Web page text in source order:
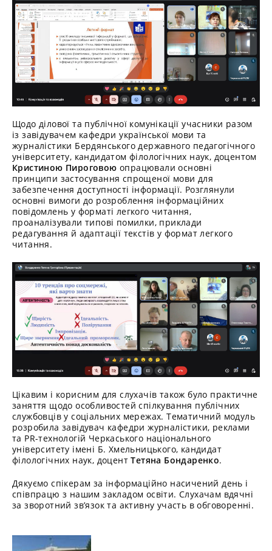
Щодо ділової та публічної комунікації учасники разом
із завідувачем кафедри української мови та
журналістики Бердянського державного педагогічного
університету, кандидатом філологічних наук, доцентом
Кристиною Пироговою опрацювали основні
принципи застосування спрощеної мови для
забезпечення доступності інформації. Розглянули
основні вимоги до розроблення інформаційних
повідомлень у форматі легкого читання,
проаналізували типові помилки, приклади
редагування й адаптації текстів у формат легкого
читання.
Цікавим і корисним для слухачів також було практичне
заняття щодо особливостей спілкування публічних
службовців у соціальних мережах. Тематичний модуль
розробила завідувач кафедри журналістики, реклами
та PR-технологій Черкаського національного
університету імені Б. Хмельницького, кандидат
філологічних наук, доцентТетяна Бондаренко.
Дякуємо спікерам за інформаційно насичений день і
співпрацю з нашим закладом освіти. Слухачам вдячні
за зворотний зв’язок та активну участь в обговоренні.